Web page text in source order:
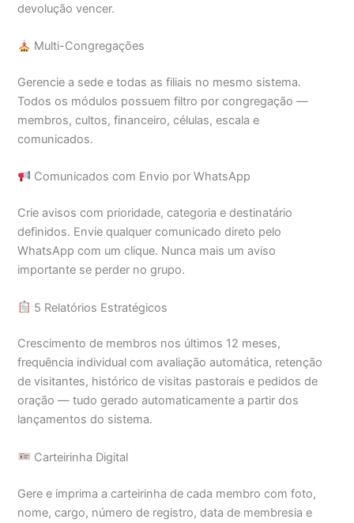
devolução vencer.
Multi-Congregações
Gerencie a sede e todas as filiais no mesmo sistema.
Todos os módulos possuem filtro por congregação —
membros, cultos, financeiro, células, escala e
comunicados.
Comunicados com Envio por WhatsApp
Crie avisos com prioridade, categoria e destinatário
definidos. Envie qualquer comunicado direto pelo
WhatsApp com um clique. Nunca mais um aviso
importante se perder no grupo.
5 Relatórios Estratégicos
Crescimento de membros nos últimos 12 meses,
frequência individual com avaliação automática, retenção
de visitantes, histórico de visitas pastorais e pedidos de
oração — tudo gerado automaticamente a partir dos
lançamentos do sistema.
Carteirinha Digital
Gere e imprima a carteirinha de cada membro com foto,
nome, cargo, número de registro, data de membresia e